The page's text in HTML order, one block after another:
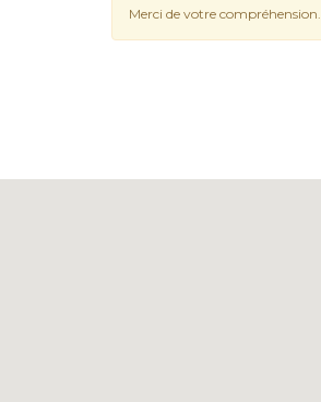
Merci de votre compréhension.